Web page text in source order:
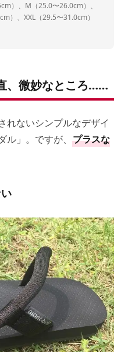
）、M（25.0〜26.0cm）、
）、XXL（29.5〜31.0cm）
、微妙なところ……
れないシンプルなデザイ
」。ですが、 プラスな